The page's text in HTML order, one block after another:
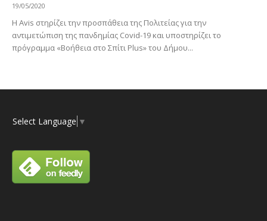
19/05/2020
Η Avis στηρίζει την προσπάθεια της Πολιτείας για την
αντιμετώπιση της πανδημίας Covid-19 και υποστηρίζει το
πρόγραμμα «Βοήθεια στο Σπίτι Plus» του Δήμου...
Select Language ▼